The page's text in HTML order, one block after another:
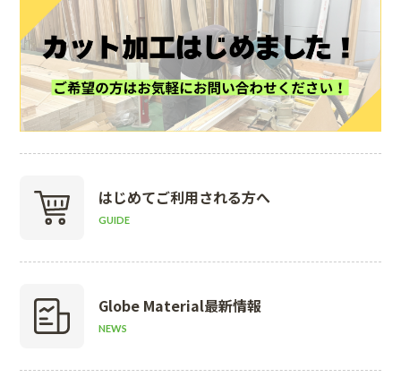
はじめてご利用される方へ
GUIDE
Globe Material最新情報
NEWS